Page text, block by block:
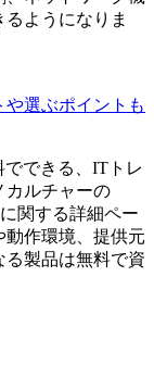
ようになりま
や選ぶポイントも
できる、ITトレ
カルチャーの
関する詳細ペー
動作環境、提供元
製品は無料で資